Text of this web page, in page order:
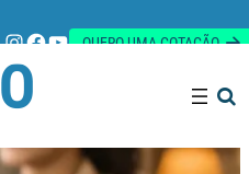
Instagram
Facebook
Youtube
QUERO UMA COTAÇÃO